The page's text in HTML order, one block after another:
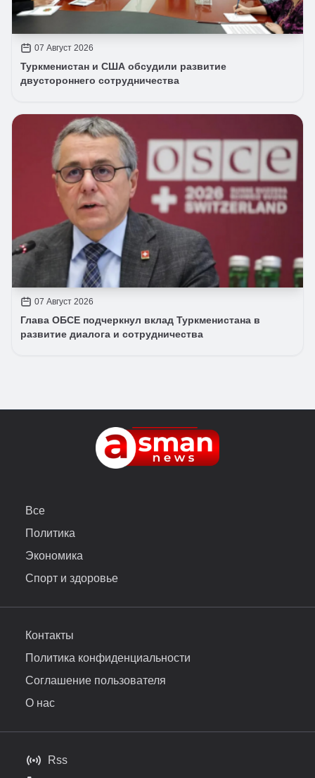
07 Август 2026
Туркменистан и США обсудили развитие
двустороннего сотрудничества
07 Август 2026
Глава ОБСЕ подчеркнул вклад Туркменистана в
развитие диалога и сотрудничества
Все
Политика
Экономика
Спорт и здоровье
Контакты
Политика конфиденциальности
Соглашение пользователя
О нас
Rss